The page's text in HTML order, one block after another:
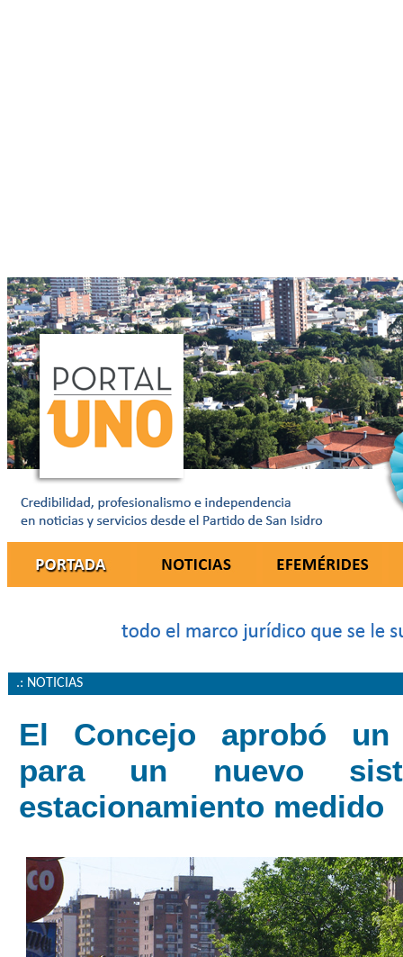
.: NOTICIAS
El Concejo aprobó un
para un nuevo
estacionamiento medido